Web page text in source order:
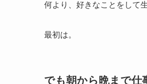
何より、好きなことをして
最初は。
でも朝から晩まで仕